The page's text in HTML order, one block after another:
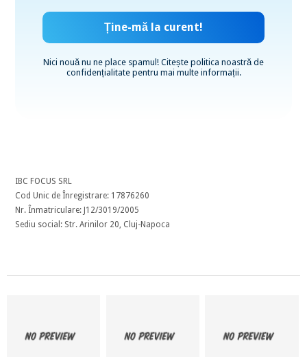
Nici nouă nu ne place spamul! Citește politica noastră de
confidențialitatepentru mai multe informații.
IBC FOCUS SRL
Cod Unic de Înregistrare: 17876260
Nr. Înmatriculare: J12/3019/2005
Sediu social: Str. Arinilor 20, Cluj-Napoca